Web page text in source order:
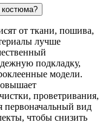
костюма?
от ткани, пошива,
лучше
подкладку,
модели.
проветривания,
первоначальный вид
чтобы снизить